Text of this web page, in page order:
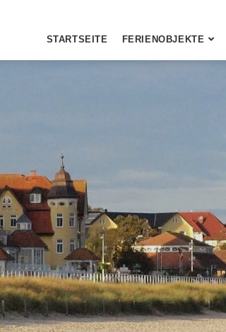
STARTSEITE FERIENOBJEKTE